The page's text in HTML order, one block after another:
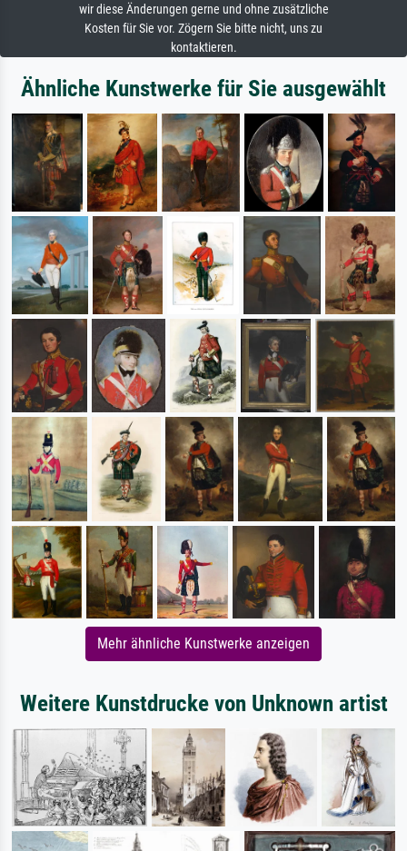
wir diese Änderungen gerne und ohne zusätzliche
Kosten für Sie vor. Zögern Sie bitte nicht, uns zu
kontaktieren.
Ähnliche Kunstwerke für Sie ausgewählt
Mehr ähnliche Kunstwerke anzeigen
Weitere Kunstdrucke von Unknown artist